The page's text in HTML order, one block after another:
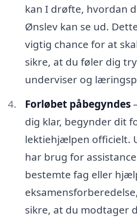
kan I drøfte, hvordan
Ønslev kan se ud.
vigtig chance for at
sikre, at du føler dig
underviser og
Forløbet påbegyndes
dig klar, begynder dit
lektiehjælpen officielt.
har brug for
bestemte fag eller
sikre, at du modtager